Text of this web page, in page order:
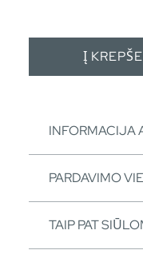
Į
INFORMACIJA
PARDAVIMO
TAIP PAT